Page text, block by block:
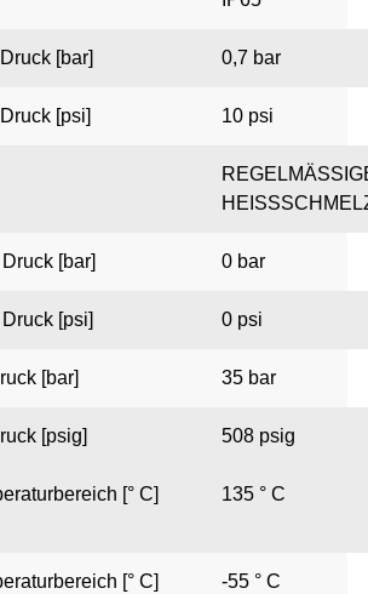
Druck [bar] 0,7 bar
Druck [psi] 10 psi
Druck [bar] 0 bar
Druck [psi] 0 psi
[bar] 35 bar
[psig] 508 psig
[° C]
135 ° C
[° C]
-55 ° C